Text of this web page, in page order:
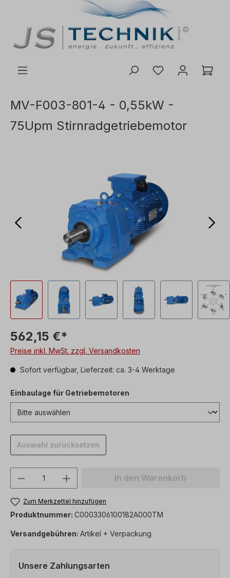
MV-F003-801-4 - 0,55kW -
75Upm Stirnradgetriebemotor
562,15 €*
Preise inkl. MwSt. zzgl. Versandkosten
Sofort verfügbar, Lieferzeit: ca. 3-4 Werktage
Einbaulage für Getriebemotoren
Auswahl zurücksetzen
Produkt Anzahl: Gib denIn den Warenkorb
Zum Merkzettel hinzufügen
Produktnummer: C0003306100182A000TM
Versandgebühren: Artikel + Verpackung
Unsere Zahlungsarten